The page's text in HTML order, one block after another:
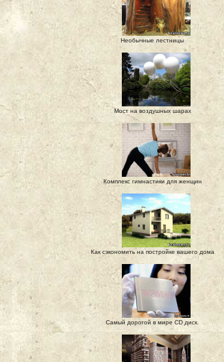
Необычные лестницы
Мост на воздушных шарах
Комплекс гимнастики для женщин
Как сэкономить на постройке вашего дома
Самый дорогой в мире CD диск.